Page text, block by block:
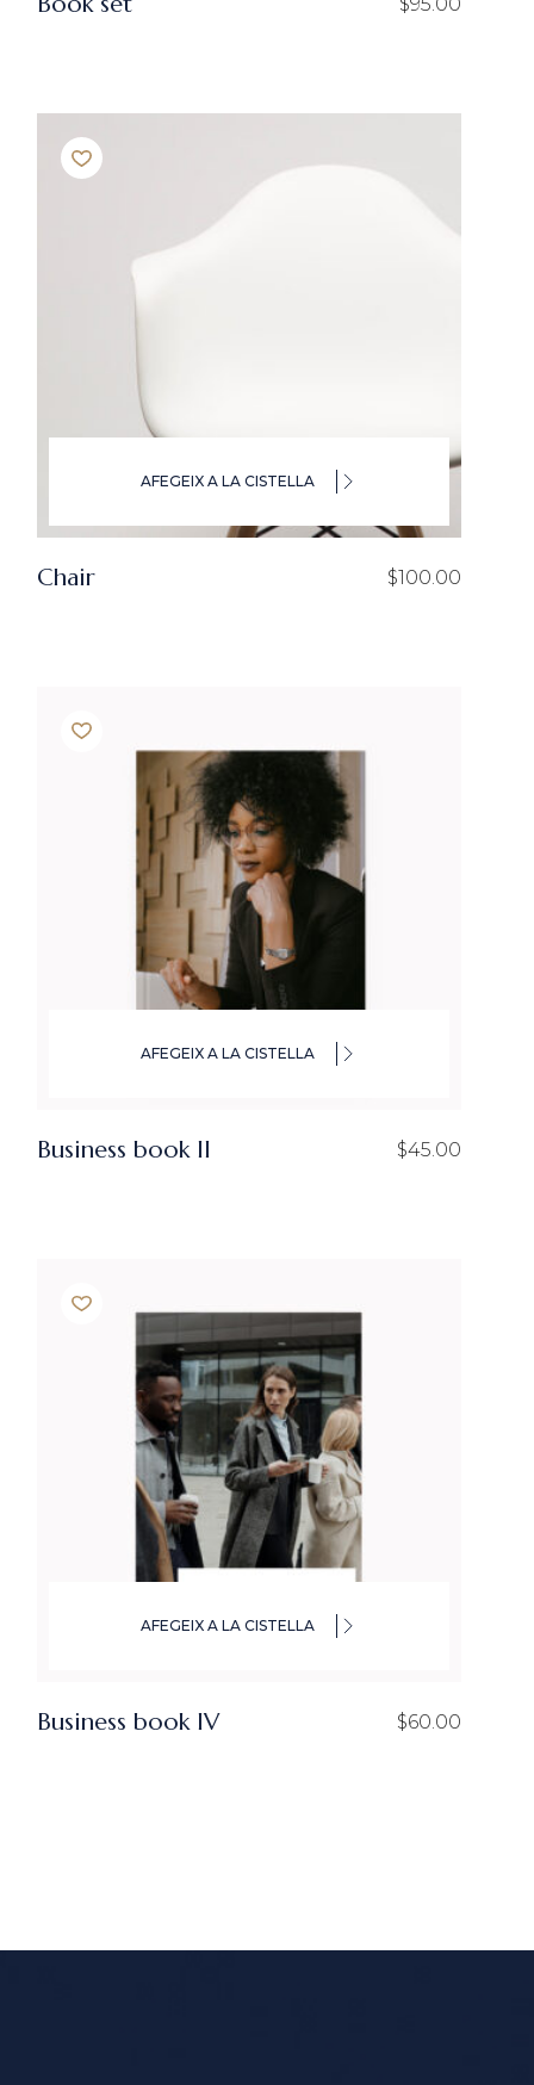
$95.00
AFEGEIX A LA CISTELLA
Chair $100.00
AFEGEIX A LA CISTELLA
Business book II $45.00
AFEGEIX A LA CISTELLA
Business book IV $60.00